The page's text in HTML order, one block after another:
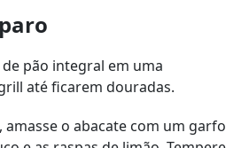
pão integral em uma
até ficarem douradas.
amasse o abacate com um garfo